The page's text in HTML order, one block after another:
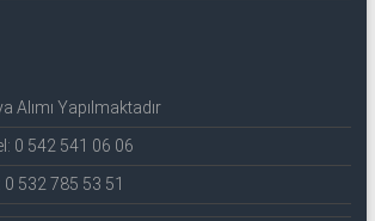
Alımı Yapılmaktadır
0 542 541 06 06
0 532 785 53 51